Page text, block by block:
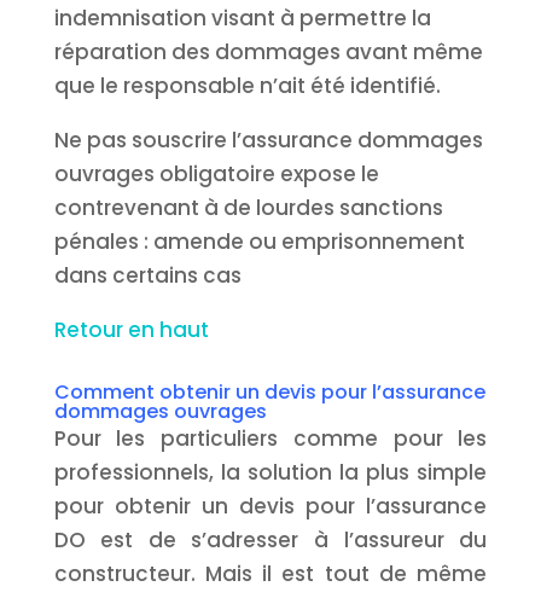
indemnisation visant à permettre la
réparation des dommages avant même
que le responsable n’ait été identifié.
Ne pas souscrire l’assurance dommages
ouvrages obligatoire expose le
contrevenant à de lourdes sanctions
pénales : amende ou emprisonnement
dans certains cas
Retour en haut
Comment obtenir un devis pour l’assurance
dommages ouvrages
Pour les particuliers comme pour les
professionnels, la solution la plus simple
pour obtenir un devis pour l’assurance
DO est de s’adresser à l’assureur du
constructeur. Mais il est tout de même